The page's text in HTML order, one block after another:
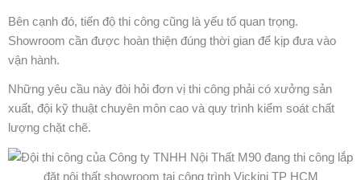
Bên cạnh đó, tiến độ thi công cũng là yếu tố quan trọng.
Showroom cần được hoàn thiện đúng thời gian để kịp đưa vào
vận hành.
Những yêu cầu này đòi hỏi đơn vị thi công phải có xưởng sản
xuất, đội kỹ thuật chuyên môn cao và quy trình kiểm soát chất
lượng chặt chẽ.